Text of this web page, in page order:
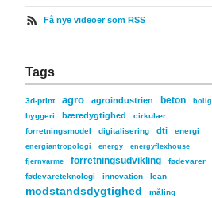
Få nye videoer som RSS
Tags
3d-print agro agroindustrien beton bolig
byggeri bæredygtighed
cirkulær
forretningsmodel
digitalisering dti energi
energiantropologi energy
energyflexhouse
fjernvarme
forretningsudvikling
fødevarer
fødevareteknologi
innovation lean
modstandsdygtighed måling